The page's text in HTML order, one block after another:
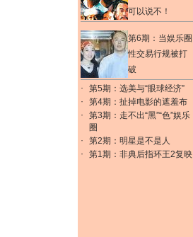
可以说不！
第6期：当娱乐圈
性交易行规被打
破
·
第5期：选美与“眼球经济”
·
第4期：扯掉电影的遮羞布
·
第3期：走不出“黑”“色”娱乐
圈
·
第2期：明星是不是人
·
第1期：非典后指环王2复映